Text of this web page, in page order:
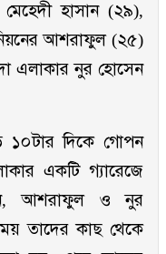
হাসান (২৯),
আশরাফুল (২৫)
এলাকার নুর হোসেন
১০টার দিকে গোপন
একটি গ্যারেজে
আশরাফুল ও নুর
তাদের কাছ থেকে